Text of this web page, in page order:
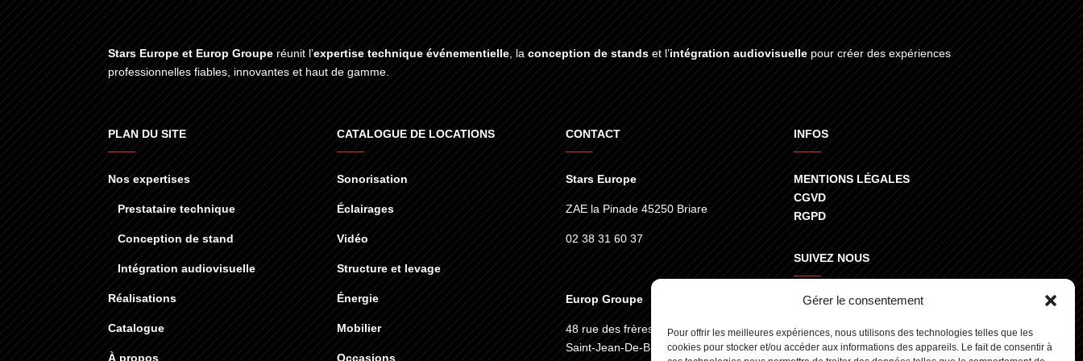
Gérer le consentement
Pour offrir les meilleures expériences, nous utilisons des technologies telles que les
cookies pour stocker et/ou accéder aux informations des appareils. Le fait de consentir à
Stars Europe et Europ Groupe réunit l’expertise technique événementielle, laconception de stands et l’intégration audiovisuelle pour créer des expériences
professionnelles fiables, innovantes et haut de gamme.
PLAN DU SITE
Nos expertises
Prestataire technique
Conception de stand
Intégration audiovisuelle
Réalisations
Catalogue
À propos
CATALOGUE DE LOCATIONS
Sonorisation
Éclairages
Vidéo
Structure et levage
Énergie
Mobilier
Occasions
CONTACT
Stars Europe
ZAE la Pinade 45250 Briare
02 38 31 60 37
Europ Groupe
48 rue des frères lumières45800
Saint-Jean-De-Braye
INFOS
MENTIONS LÉGALES
CGVD
RGPD
SUIVEZ NOUS